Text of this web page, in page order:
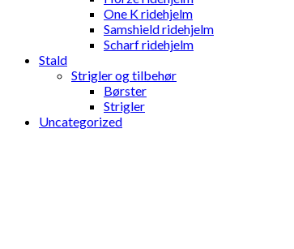
One K ridehjelm
Samshield ridehjelm
Scharf ridehjelm
Stald
Strigler og tilbehør
Børster
Strigler
Uncategorized